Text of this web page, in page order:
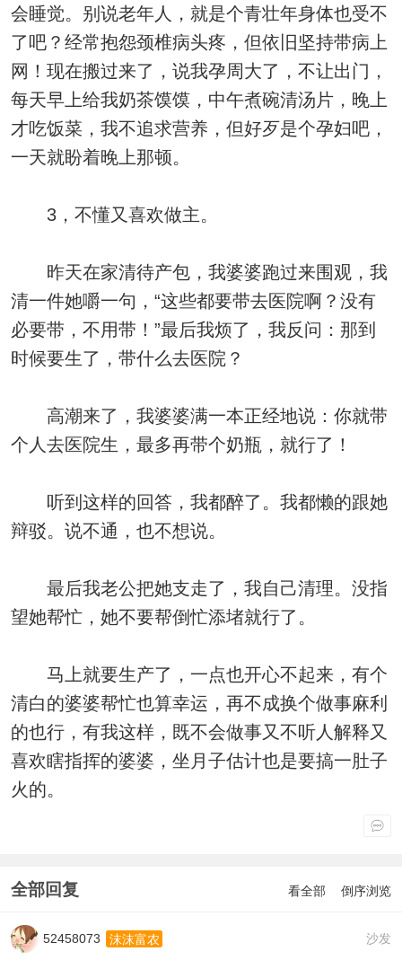
会睡觉。别说老年人，就是个青壮年身体也受不
了吧？经常抱怨颈椎病头疼，但依旧坚持带病上
网！现在搬过来了，说我孕周大了，不让出门，
每天早上给我奶茶馍馍，中午煮碗清汤片，晚上
才吃饭菜，我不追求营养，但好歹是个孕妇吧，
一天就盼着晚上那顿。
3，不懂又喜欢做主。
昨天在家清待产包，我婆婆跑过来围观，我
清一件她嚼一句，“这些都要带去医院啊？没有
必要带，不用带！”最后我烦了，我反问：那到
时候要生了，带什么去医院？
高潮来了，我婆婆满一本正经地说：你就带
个人去医院生，最多再带个奶瓶，就行了！
听到这样的回答，我都醉了。我都懒的跟她
辩驳。说不通，也不想说。
最后我老公把她支走了，我自己清理。没指
望她帮忙，她不要帮倒忙添堵就行了。
马上就要生产了，一点也开心不起来，有个
清白的婆婆帮忙也算幸运，再不成换个做事麻利
的也行，有我这样，既不会做事又不听人解释又
喜欢瞎指挥的婆婆，坐月子估计也是要搞一肚子
火的。
全部回复 看全部 倒序浏览
沙发
52458073 沫沫富农